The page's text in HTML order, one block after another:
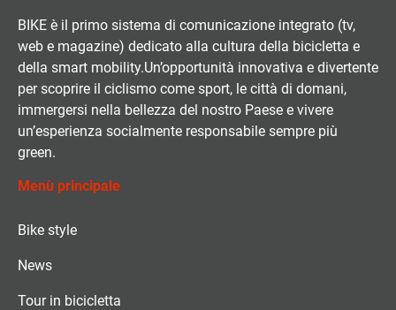
BIKE è il primo sistema di comunicazione integrato (tv,
web e magazine) dedicato alla cultura della bicicletta e
della smart mobility.Un’opportunità innovativa e divertente
per scoprire il ciclismo come sport, le città di domani,
immergersi nella bellezza del nostro Paese e vivere
un’esperienza socialmente responsabile sempre più
green.
Menù principale
Bike style
News
Tour in bicicletta